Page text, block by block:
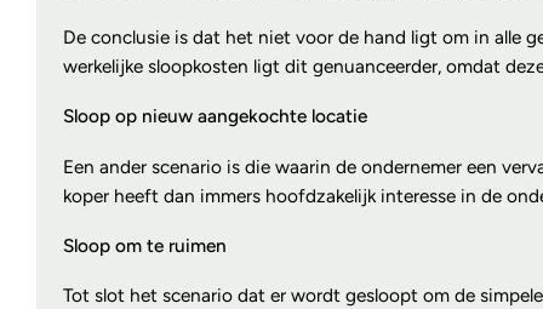
De conclusie is dat het niet voor de hand ligt om in alle
werkelijke sloopkosten ligt dit genuanceerder, omdat
Sloop op nieuw aangekochte locatie
Een ander scenario is die waarin de ondernemer een
koper heeft dan immers hoofdzakelijk interesse in de
Sloop om te ruimen
Tot slot het scenario dat er wordt gesloopt om de